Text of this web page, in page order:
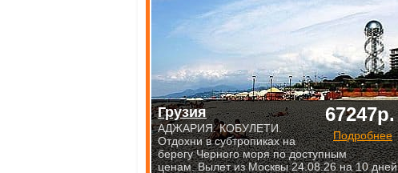
67247р.
Подробнее
Грузия
АДЖАРИЯ. КОБУЛЕТИ.
Отдохни в субтропиках на
берегу Черного моря по доступным
ценам. Вылет из Москвы 24.08.26 на 10 дней